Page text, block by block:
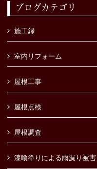
ブログカテゴリ
施工録
室内リフォーム
屋根工事
屋根点検
屋根調査
漆喰塗りによる雨漏り被害